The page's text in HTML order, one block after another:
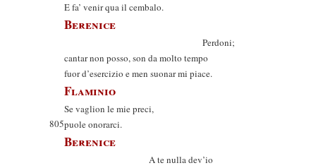
E fa’ venir qua il cembalo.
Berenice
Perdoni;
cantar non posso, son da molto tempo
fuor d’esercizio e men suonar mi piace.
Flaminio
Se vaglion le mie preci,
805puole onorarci.
Berenice
A te nulla dev’io